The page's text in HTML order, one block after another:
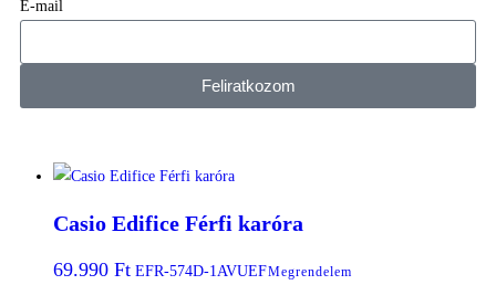
E-mail
Feliratkozom
Casio Edifice Férfi karóra
69.990 Ft EFR-574D-1AVUEFMegrendelem